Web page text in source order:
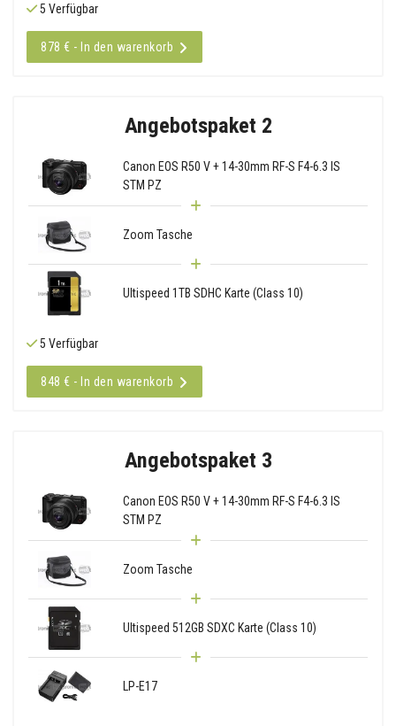
5 Verfügbar
878 € - In den warenkorb
Angebotspaket 2
Canon EOS R50 V + 14-30mm RF-S F4-6.3 IS
STM PZ
Zoom Tasche
Ultispeed 1TB SDHC Karte (Class 10)
5 Verfügbar
848 € - In den warenkorb
Angebotspaket 3
Canon EOS R50 V + 14-30mm RF-S F4-6.3 IS
STM PZ
Zoom Tasche
Ultispeed 512GB SDXC Karte (Class 10)
LP-E17